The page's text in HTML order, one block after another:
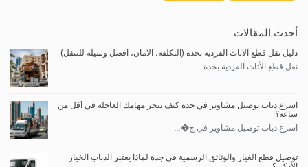
أحدث المقالات
دليل نقل قطع الأثاث الفردية بجدة (التكلفة، الأمان، أفضل وسيلة للتنقل)
نقل قطع الأثاث الفردية بجدة...
اسرع دباب توصيل مشاوير في جدة كيف تنجز مهامك العاجلة في أقل من
ساعة؟
اسرع دباب توصيل مشاوير في ج�...
توصيل قطع الغيار والوثائق الرسمية في جدة لماذا يعتبر الدباب الخيار